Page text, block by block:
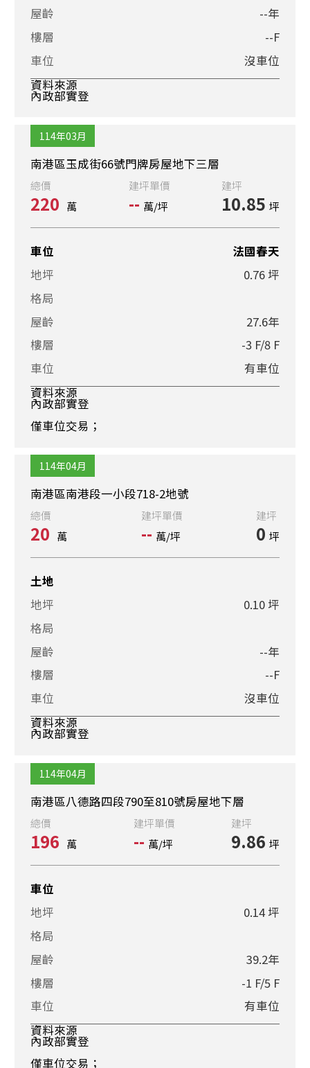
屋齡
--年
樓層
--F
車位
沒車位
資料來源
內政部實登
114年03月
南港區玉成街66號門牌房屋地下三層
總價
220 萬
建坪單價
-- 萬/坪
建坪
10.85 坪
車位
法國春天
地坪
0.76 坪
格局
屋齡
27.6年
樓層
-3 F/8 F
車位
有車位
資料來源
內政部實登
僅車位交易；
114年04月
南港區南港段一小段718-2地號
總價
20 萬
建坪單價
-- 萬/坪
建坪
0 坪
土地
地坪
0.10 坪
格局
屋齡
--年
樓層
--F
車位
沒車位
資料來源
內政部實登
114年04月
南港區八德路四段790至810號房屋地下層
總價
196 萬
建坪單價
-- 萬/坪
建坪
9.86 坪
車位
地坪
0.14 坪
格局
屋齡
39.2年
樓層
-1 F/5 F
車位
有車位
資料來源
內政部實登
僅車位交易；